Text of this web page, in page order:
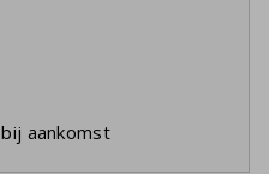
aankomst